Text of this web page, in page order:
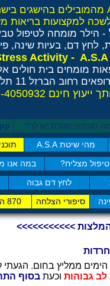
מהי שיטת A.S.A
לחץ דם גבוה
מצליח? במה אנו
סיפורי הצלחה 870 המלצות
תסמיני סט​רס יש לך?
- הילר מומחה לטיפול
לחץ דם, בעיות שינה,
Anti Stress Activity - A.S.A
מומחים בית חולים
רחוב הברזל 11 תל אביב
חינם 077-4050932
ממליץ בחום. הגעתי
גבוהות וכעתבסוף
>>>>>>>>>>>